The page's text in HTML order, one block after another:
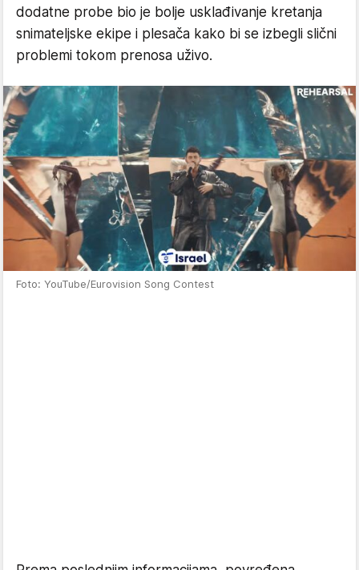
dodatne probe bio je bolje usklađivanje kretanja
snimateljske ekipe i plesača kako bi se izbegli slični
problemi tokom prenosa uživo.
Foto: YouTube/Eurovision Song Contest